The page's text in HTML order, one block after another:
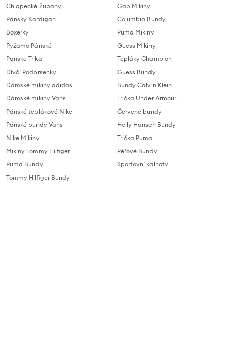
Chlapecké Župany
Pánský Kardigan
Boxerky
Pyžamo Pánské
Panske Trika
Dívčí Podprsenky
Dámské mikiny adidas
Dámské mikiny Vans
Pánské teplákové Nike
Pánské bundy Vans
Nike Mikiny
Mikiny Tommy Hilfiger
Puma Bundy
Tommy Hilfiger Bundy
Gap Mikiny
Columbia Bundy
Puma Mikiny
Guess Mikiny
Tepláky Champion
Guess Bundy
Bundy Calvin Klein
Trička Under Armour
Červené bundy
Helly Hansen Bundy
Trička Puma
Péřové Bundy
Sportovní kalhoty